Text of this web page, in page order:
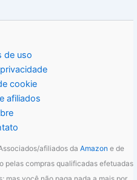
de uso
cookie
afiliados
afiliados da Amazon e de
pelas compras qualificadas efetuadas